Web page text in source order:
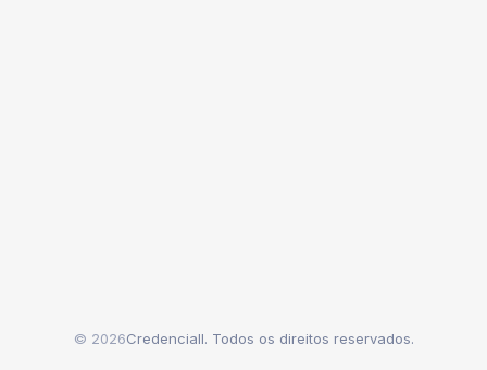
© 2026Credenciall. Todos os direitos reservados.